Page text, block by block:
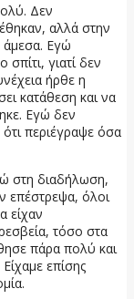
Δεν
αλλά στην
άμεσα. Εγώ
γιατί δεν
ήρθε η
κατάθεση και να
Εγώ δεν
περιέγραψε όσα
στη διαδήλωση,
επέστρεψα, όλοι
είχαν
τόσο στα
πάρα πολύ και
επίσης